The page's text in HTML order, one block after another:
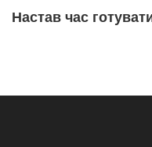
Настав час